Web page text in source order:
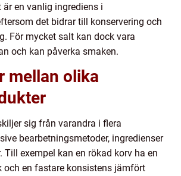
en vanlig ingrediens i
det bidrar till konservering och
För mycket salt kan dock vara
och kan påverka smaken.
mellan olika
sig från varandra i flera
bearbetningsmetoder, ingredienser
Till exempel kan en rökad korv ha en
och en fastare konsistens jämfört